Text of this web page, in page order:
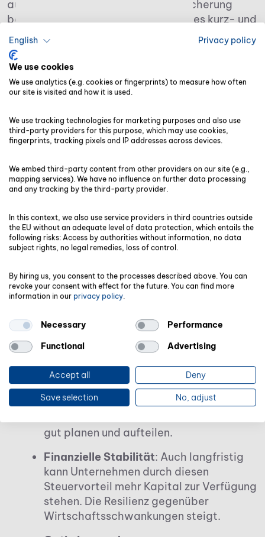
auf einen
zur Sicherung
betrieblicher Liquidität. Dabei gibt es kurz- und
langfristige Vorteile.
Kurzfristige Vorteile
Verluste können sofort im
darauffolgenden Jahr mit Gewinnen
verrechnet werden, was die Steuerlast
senkt.
Liquiditätssicherung: Durch geringere
den Verlustvortrag nutzen, im Jahr der
Verrechnung mehr finanzielle Mittel zur
Verfügung.
Sofortige Entlastung nach
Verlustjahren: Gesellschaften können
nach schwierigen Jahren schneller
wachsen, da sie ihre Steuerlast mindern.
Langfristige Vorteile
Planbare Steuerlast: Durch die
Staffelung von Verlustvorträgen über
gut planen und aufteilen.
Finanzielle Stabilität: Auch langfristig
kann Unternehmen durch diesen
Steuervorteil mehr Kapital zur Verfügung
stehen. Die Resilienz gegenüber
Wirtschaftsschwankungen steigt.
English Privacy policy
We use cookies
We use analytics (e.g. cookies or fingerprints) to measure how often
our site is visited and how it is used.
We use tracking technologies for marketing purposes and also use
third-party providers for this purpose, which may use cookies,
fingerprints, tracking pixels and IP addresses across devices.
We embed third-party content from other providers on our site (e.g.,
mapping services). We have no influence on further data processing
and any tracking by the third-party provider.
In this context, we also use service providers in third countries outside
the EU without an adequate level of data protection, which entails the
following risks: Access by authorities without information, no data
subject rights, no legal remedies, loss of control.
By hiring us, you consent to the processes described above. You can
revoke your consent with effect for the future. You can find more
information in our privacy policy
Necessary
Performance
Functional
Advertising
Accept all Deny
Save selection No, adjust